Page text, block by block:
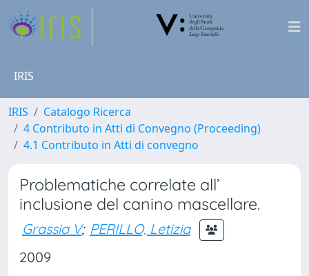
IRIS
IRIS
Catalogo Ricerca
4 Contributo in Atti di Convegno (Proceeding)
4.1 Contributo in Atti di convegno
Problematiche correlate all’
inclusione del canino mascellare.
Grassia V; PERILLO, Letizia
2009